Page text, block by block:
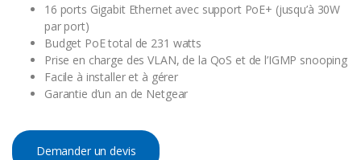
16 ports Gigabit Ethernet avec support PoE+ (jusqu’à 30W
par port)
Budget PoE total de 231 watts
Prise en charge des VLAN, de la QoS et de l’IGMP snooping
Facile à installer et à gérer
Garantie d’un an de Netgear
Demander un devis